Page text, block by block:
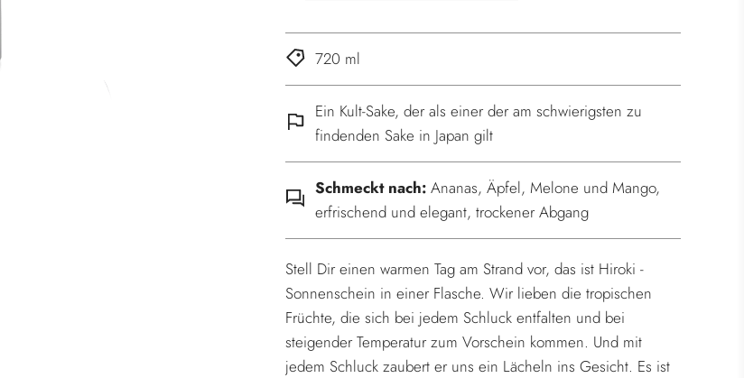
l
n
.
.
.
720 ml
Ein Kult-Sake, der als einer der am schwierigsten zu
findenden Sake in Japan gilt
Schmeckt nach:Ananas, Äpfel, Melone und Mango,
erfrischend und elegant, trockener Abgang
Stell Dir einen warmen Tag am Strand vor, das ist Hiroki -
Sonnenschein in einer Flasche. Wir lieben die tropischen
Früchte, die sich bei jedem Schluck entfalten und bei
steigender Temperatur zum Vorschein kommen. Und mit
jedem Schluck zaubert er uns ein Lächeln ins Gesicht. Es ist